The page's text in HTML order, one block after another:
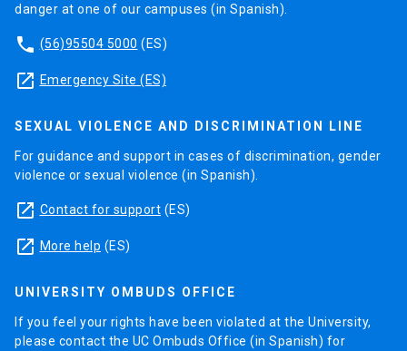
danger at one of our campuses (in Spanish).
phone (56)95504 5000 (ES)
launch Emergency Site (ES)
SEXUAL VIOLENCE AND DISCRIMINATION LINE
For guidance and support in cases of discrimination, gender
violence or sexual violence (in Spanish).
launch Contact for support (ES)
launch More help (ES)
UNIVERSITY OMBUDS OFFICE
If you feel your rights have been violated at the University,
please contact the UC Ombuds Office (in Spanish) for